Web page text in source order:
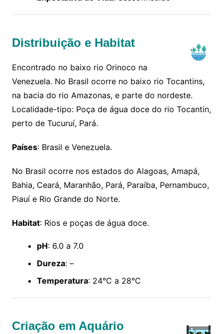
Distribuição e Habitat
Encontrado no baixo rio Orinoco na
Venezuela. No Brasil ocorre no baixo rio Tocantins,
na bacia do rio Amazonas, e parte do nordeste.
Localidade-tipo: Poça de água doce do rio Tocantin,
perto de Tucuruí, Pará.
Países: Brasil e Venezuela.
No Brasil ocorre nos estados do Alagoas, Amapá,
Bahia, Ceará, Maranhão, Pará, Paraíba, Pernambuco,
Piauí e Rio Grande do Norte.
Habitat: Rios e poças de água doce.
pH: 6.0 a 7.0
Dureza: –
Temperatura: 24°C a 28°C
Criação em Aquário